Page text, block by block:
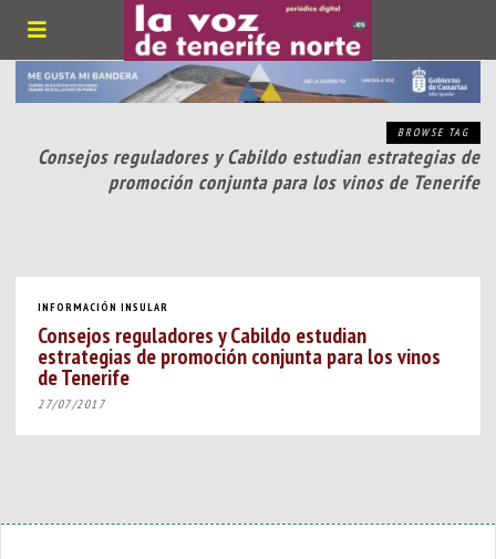
BROWSE TAG
Consejos reguladores y Cabildo estudian estrategias de
promoción conjunta para los vinos de Tenerife
INFORMACIÓN INSULAR
Consejos reguladores y Cabildo estudian
estrategias de promoción conjunta para los vinos
de Tenerife
27/07/2017